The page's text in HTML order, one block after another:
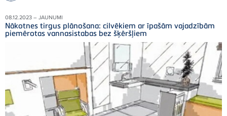
08.12.2023 – JAUNUMI
Nākotnes tirgus plānošana: cilvēkiem ar īpašām vajadzībām
piemērotas vannasistabas bez šķēršļiem